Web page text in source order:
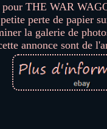
THE WAR
perte de papier
la galerie de
annonce sont de